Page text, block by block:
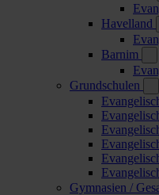
Havelland
Barnim
Grundschulen
Gymnasien /